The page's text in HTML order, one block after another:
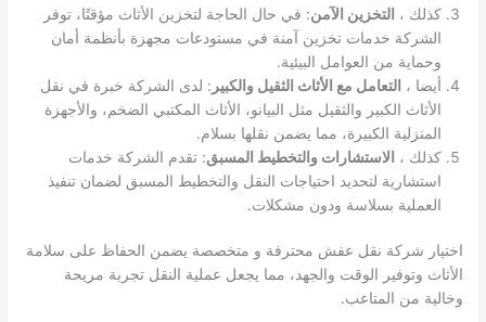
كذلك ، التخزين الآمن: في حال الحاجة لتخزين الأثاث مؤقتًا، توفر
الشركة خدمات تخزين آمنة في مستودعات مجهزة بأنظمة أمان
وحماية من العوامل البيئية.
أيضا ، التعامل مع الأثاث الثقيل والكبير : لدى الشركة خبرة في نقل
الأثاث الكبير والثقيل مثل البيانو، الأثاث المكتبي الضخم، والأجهزة
المنزلية الكبيرة، مما يضمن نقلها بسلام.
كذلك ، الاستشارات والتخطيط المسبق: تقدم الشركة خدمات
استشارية لتحديد احتياجات النقل والتخطيط المسبق لضمان تنفيذ
العملية بسلاسة ودون مشكلات.
اختيار شركة نقل عفش محترفة و متخصصة يضمن الحفاظ على سلامة
الأثاث وتوفير الوقت والجهد، مما يجعل عملية النقل تجربة مريحة
وخالية من المتاعب.